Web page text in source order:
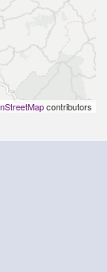
contributors